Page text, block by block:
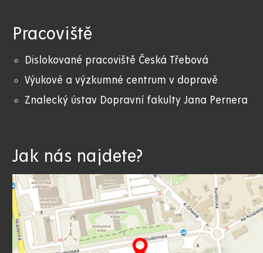
Pracoviště
Dislokované pracoviště Česká Třebová
Výukové a výzkumné centrum v dopravě
Znalecký ústav Dopravní fakulty Jana Pernera
Jak nás najdete?